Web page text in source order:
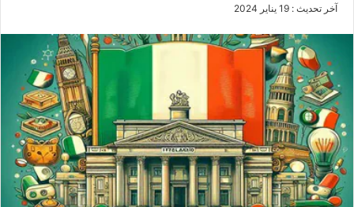
آخر تحديث : 19 يناير 2024